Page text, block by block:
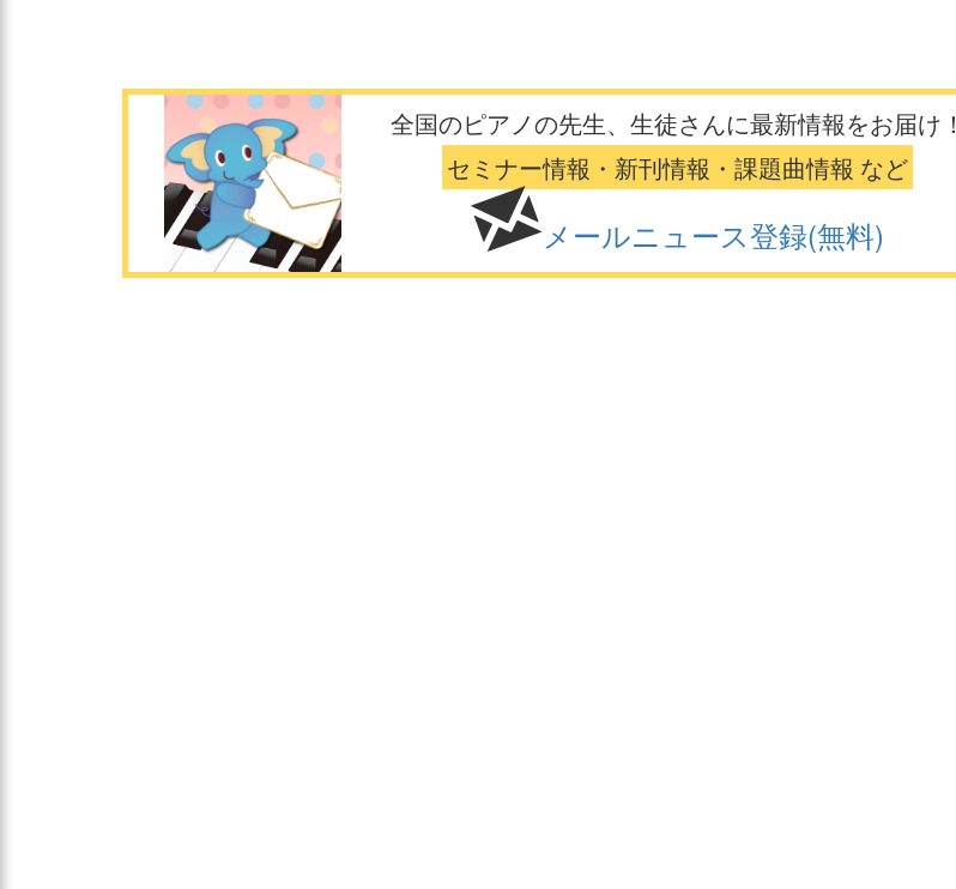
全国のピアノの先生、生徒さんに最新情報をお届け！
セミナー情報・新刊情報・課題曲情報 など
メールニュース登録(無料)